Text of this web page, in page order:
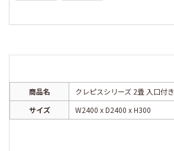
商品名
クレピスシリーズ 2畳 入口付き
サイズ
W2400 x D2400 x H300